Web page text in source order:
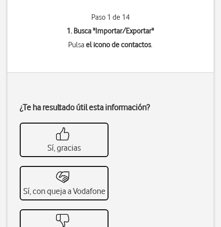
Paso 1 de 14
1. Busca "Importar/Exportar"
Pulsael icono de contactos.
¿Te ha resultado útil esta información?
Sí, gracias
Sí, con queja a Vodafone